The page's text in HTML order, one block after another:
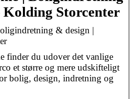
Kolding Storcenter
& design |
finder du udover det vanlige
et større og mere udskifteligt
bolig, design, indretning og